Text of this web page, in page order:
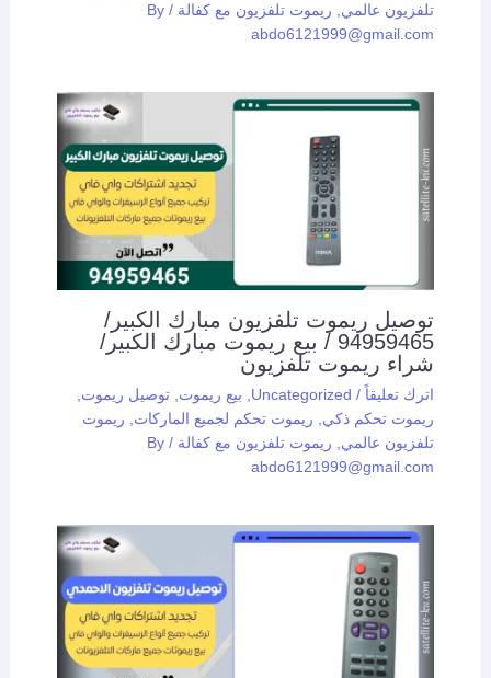
تلفزيون عالمي
ريموت تلفزيون مع كفالة / By
abdo6121999@gmail.com
توصيل ريموت تلفزيون مبارك الكبير/
94959465 / بيع ريموت مبارك الكبير/
شراء ريموت تلفزيون
اترك تعليقاً /
Uncategorized بيع ريموت توصيل ريموت
ريموت تحكم ذكي
ريموت تحكم لجميع الماركات
ريموت
تلفزيون عالمي
ريموت تلفزيون مع كفالة / By
abdo6121999@gmail.com